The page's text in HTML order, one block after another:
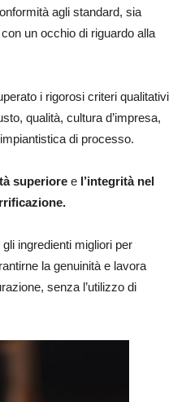
agli standard, sia
un occhio di riguardo alla
i rigorosi criteri qualitativi
qualità, cultura d’impresa,
di processo.
superiore e l’integrità nel
ingredienti migliori per
la genuinità e lavora
senza l’utilizzo di